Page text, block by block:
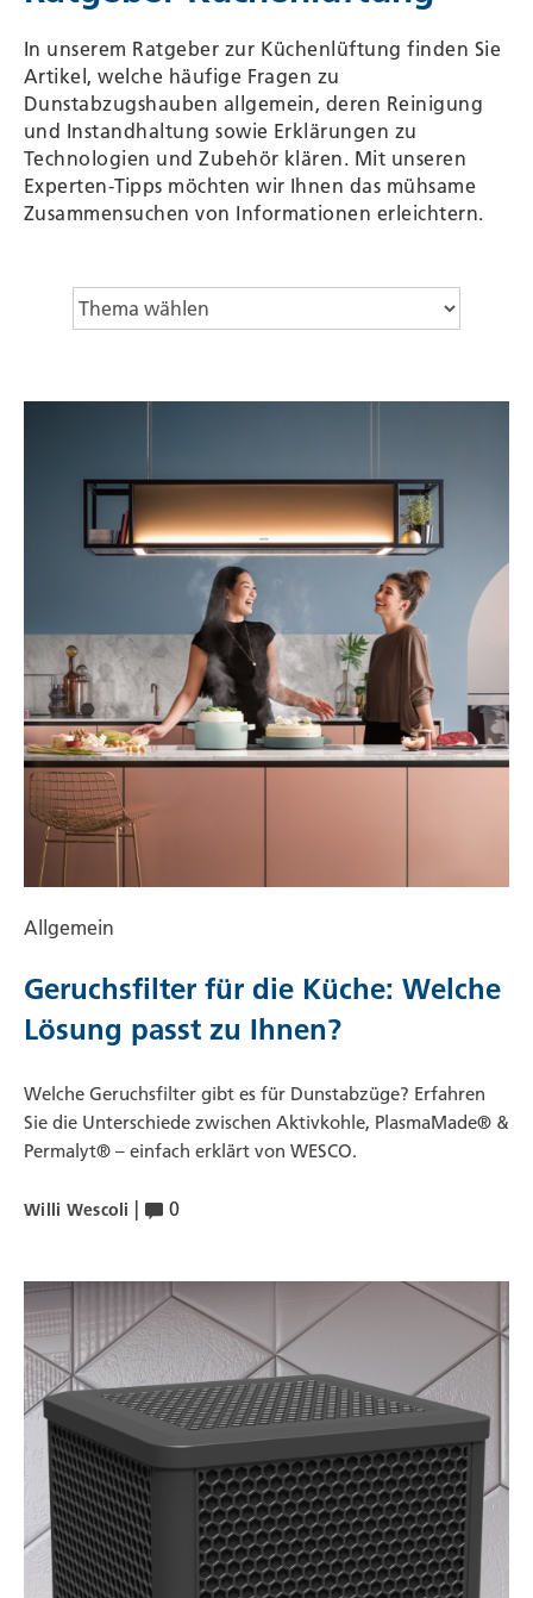
In unserem Ratgeber zur Küchenlüftung finden Sie
Artikel, welche häufige Fragen zu
Dunstabzugshauben allgemein, deren Reinigung
und Instandhaltung sowie Erklärungen zu
Technologien und Zubehör klären. Mit unseren
Experten-Tipps möchten wir Ihnen das mühsame
Zusammensuchen von Informationen erleichtern.
Allgemein
Geruchsfilter für die Küche: Welche
Lösung passt zu Ihnen?
Welche Geruchsfilter gibt es für Dunstabzüge? Erfahren
Sie die Unterschiede zwischen Aktivkohle, PlasmaMade® &
Permalyt® – einfach erklärt von WESCO.
Willi Wescoli | 0